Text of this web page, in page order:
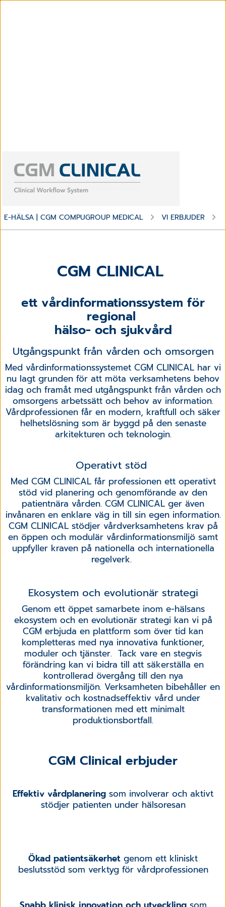
E-HÄLSA | CGM COMPUGROUP MEDICAL VI ERBJUDER
CGM CLINICAL
ett vårdinformationssystem för
regional
hälso- och sjukvård
Utgångspunkt från vården och omsorgen
Med vårdinformationssystemet CGM CLINICAL har vi
nu lagt grunden för att möta verksamhetens behov
idag och framåt med utgångspunkt från vården och
omsorgens arbetssätt och behov av information.
Vårdprofessionen får en modern, kraftfull och säker
helhetslösning som är byggd på den senaste
arkitekturen och teknologin.
Operativt stöd
Med CGM CLINICAL får professionen ett operativt
stöd vid planering och genomförande av den
patientnära vården. CGM CLINICAL ger även
invånaren en enklare väg in till sin egen information.
CGM CLINICAL stödjer vårdverksamhetens krav på
en öppen och modulär vårdinformationsmiljö samt
uppfyller kraven på nationella och internationella
regelverk.
Ekosystem och evolutionär strategi
Genom ett öppet samarbete inom e-hälsans
ekosystem och en evolutionär strategi kan vi på
CGM erbjuda en plattform som över tid kan
kompletteras med nya innovativa funktioner,
moduler och tjänster. Tack vare en stegvis
förändring kan vi bidra till att säkerställa en
kontrollerad övergång till den nya
vårdinformationsmiljön. Verksamheten bibehåller en
kvalitativ och kostnadseffektiv vård under
transformationen med ett minimalt
produktionsbortfall.
CGM Clinical erbjuder
Effektiv vårdplanering som involverar och aktivt
stödjer patienten under hälsoresan
Ökad patientsäkerhet genom ett kliniskt
beslutsstöd som verktyg för vårdprofessionen